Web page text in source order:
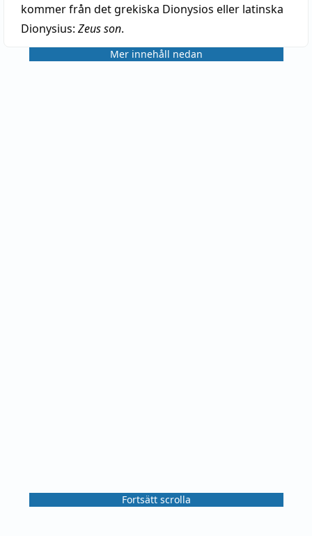
kommer från det grekiska Dionysios eller latinska
Dionysius: Zeus son.
Mer innehåll nedan
Fortsätt scrolla